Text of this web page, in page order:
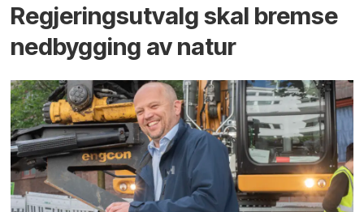
Regjerings­utvalg skal bremse
ned­bygging av natur